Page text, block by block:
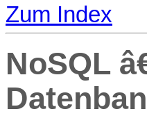
Zum Index
NoSQL